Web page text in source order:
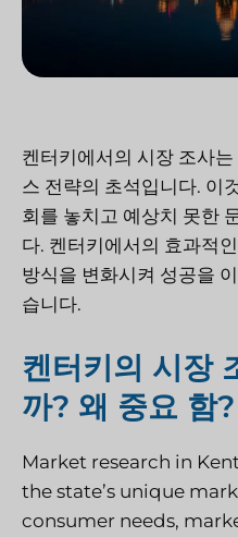
켄터키에서의 시장 조사
스 전략의 초석입니다. 이
회를 놓치고 예상치 못한
다. 켄터키에서의 효과적
방식을 변화시켜 성공을
습니다.
켄터키의 시장
까? 왜 중요 함?
Market research in
the state’s unique
consumer needs,